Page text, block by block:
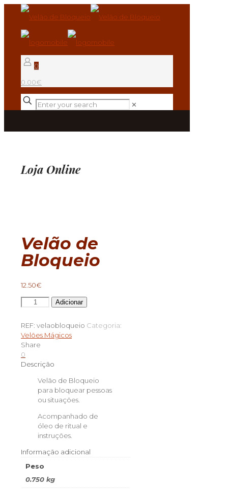
0
0.00€
✕
Loja Online
Velão de
Bloqueio
12.50€
Quantidade
de
de
Bloqueio
Adicionar
REF: velaobloqueio Categoria:
Velões Mágicos
Share
0
Descrição
Velão de Bloqueio
para bloquear pessoas
ou situações.
Acompanhado de
óleo de ritual e
instruções.
Informação adicional
Peso
0.750 kg